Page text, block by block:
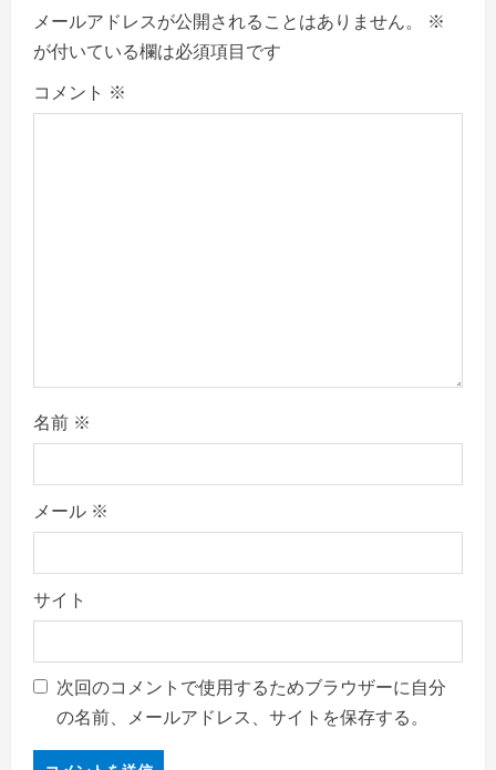
v
i
g
メールアドレスが公開されることはありません。
※
が付いている欄は必須項目です
コメント ※
名前 ※
メール ※
サイト
次回のコメントで使用するためブラウザーに自分
の名前、メールアドレス、サイトを保存する。